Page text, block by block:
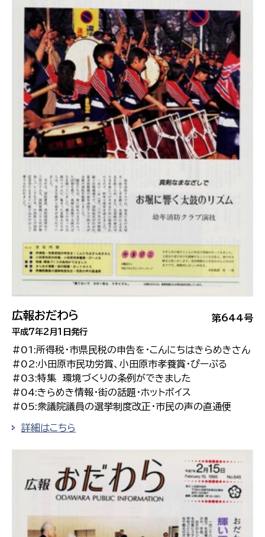
第644号
広報おだわら
平成7年2月1日発行
#01:所得税・市県民税の申告を・こんにちはきらめきさん
#02:小田原市民功労賞、小田原市孝養賞・ぴーぷる
#03:特集 環境づくりの条例ができました
#04:きらめき情報・街の話題・ホットボイス
#05:衆議院議員の選挙制度改正・市民の声の直通便
詳細はこちら